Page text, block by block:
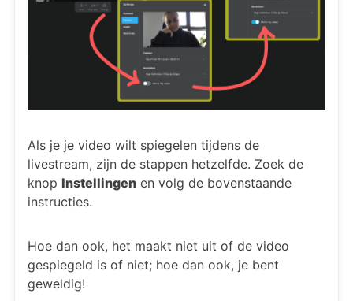
Als je je video wilt spiegelen tijdens de
livestream, zijn de stappen hetzelfde. Zoek de
knop Instellingen en volg de bovenstaande
instructies.
Hoe dan ook, het maakt niet uit of de video
gespiegeld is of niet; hoe dan ook, je bent
geweldig!